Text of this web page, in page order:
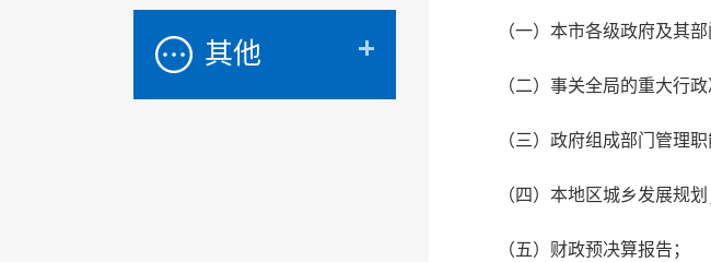
其他
（一）本市各级政府及其
（二）事关全局的重大行政
（三）政府组成部门管理
（四）本地区城乡发展规划
（五）财政预决算报告；